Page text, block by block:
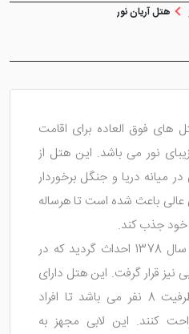
هتل آریان نور
های فوق العاده برای اقامت
نور می باشد. این هتل از
میانه دریا و جنگل برخوردار
باعث شده است تا هرساله
خود جذب کند.
در سال 1378 احداث گردید که در
هایی نیز قرار گرفت. این هتل دارای
یک لابی بسیار شیک با ظرفیت 8 نفر می باشد تا افراد
کنند. این لابی مجهز به